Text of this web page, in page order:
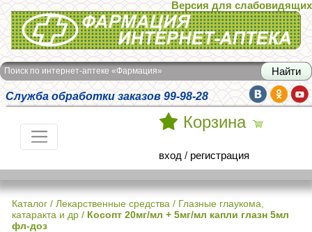
Интернет-аптека Фармация
Версия для слабовидящих
Поиск по интернет-аптеке «Фармация»
Служба обработки заказов 99-98-28
Корзина
вход / регистрация
Каталог / Лекарственные средства / Глазные глаукома,
катаракта и др / Косопт 20мг/мл + 5мг/мл капли глазн 5мл
фл-доз